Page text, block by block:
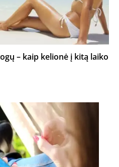
– kaip kelionė į kitą laiko